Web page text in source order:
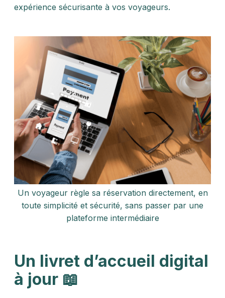
expérience sécurisante à vos voyageurs.
Un voyageur règle sa réservation directement, en
toute simplicité et sécurité, sans passer par une
plateforme intermédiaire
Un livret d’accueil digital
à jour 📖